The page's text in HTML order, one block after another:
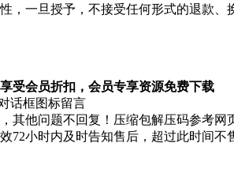
，一旦授予，不接受任何形式的退款
受会员折扣，会员专享资源免费下载
话框图标留言
其他问题不回复！压缩包解压码参考网
72小时内及时告知售后，超过此时间不